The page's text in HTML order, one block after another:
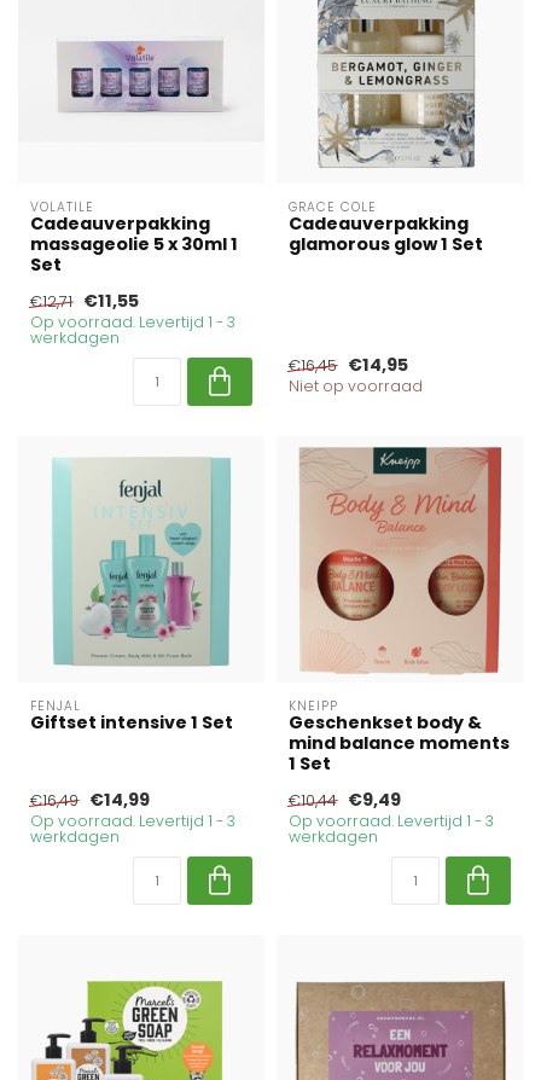
VOLATILE
Cadeauverpakking
massageolie 5 x 30ml 1
Set
€12,71 €11,55
Op voorraad. Levertijd 1 - 3
werkdagen
GRACE COLE
Cadeauverpakking
glamorous glow 1 Set
€16,45 €14,95
Niet op voorraad
FENJAL
Giftset intensive 1 Set
€16,49 €14,99
Op voorraad. Levertijd 1 - 3
werkdagen
KNEIPP
Geschenkset body &
mind balance moments
1 Set
€10,44 €9,49
Op voorraad. Levertijd 1 - 3
werkdagen